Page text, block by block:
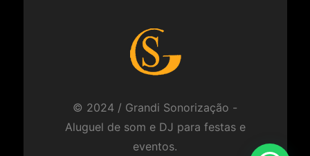
© 2024 / Grandi Sonorização -
Aluguel de som e DJ para festas e
eventos.